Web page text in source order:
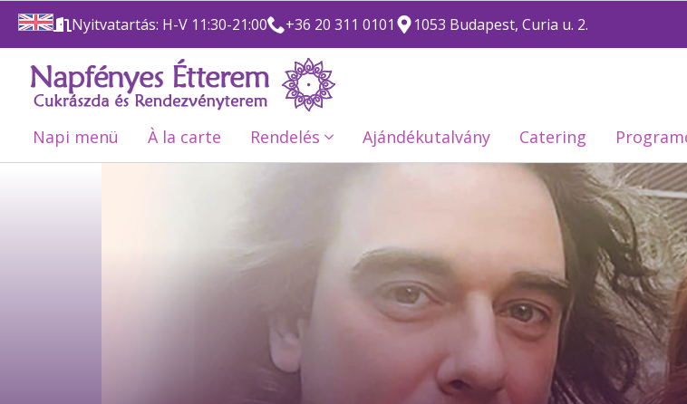
Nyitvatartás: H-V 11:30-21:00 +36 20 311 0101
1053 Budapest, Curia u. 2.
Napi menü À la carte Rendelés Ajándékutalvány Catering